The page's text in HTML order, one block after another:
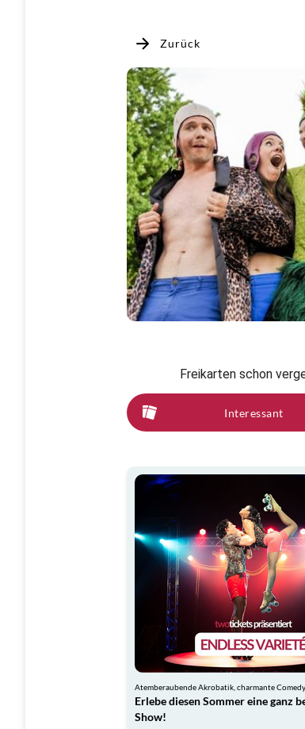
Zurück
Freikarten schon
Interessant
Erlebe diesen Sommer eine ganz
Show!